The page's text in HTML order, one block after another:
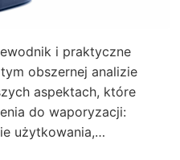
i praktyczne
obszernej analizie
aspektach, które
do waporyzacji:
użytkowania,…